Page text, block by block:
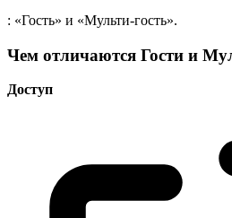
: «Гость» и «Мульти-гость».
Чем отличаются Гости и
Доступ